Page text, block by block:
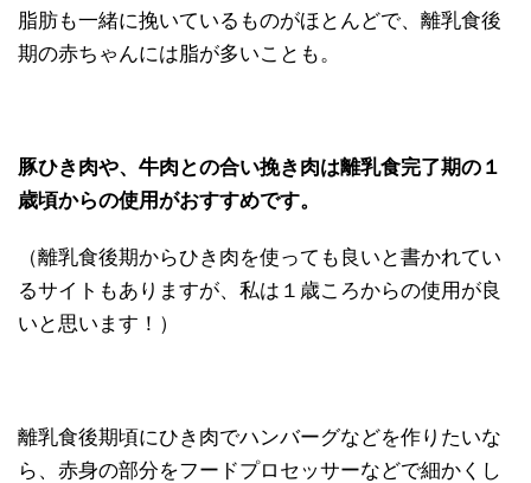
脂肪も一緒に挽いているものがほとんどで、離乳食後
期の赤ちゃんには脂が多いことも。
豚ひき肉や、牛肉との合い挽き肉は離乳食完了期の１
歳頃からの使用がおすすめです。
（離乳食後期からひき肉を使っても良いと書かれてい
るサイトもありますが、私は１歳ころからの使用が良
いと思います！）
離乳食後期頃にひき肉でハンバーグなどを作りたいな
ら、赤身の部分をフードプロセッサーなどで細かくし